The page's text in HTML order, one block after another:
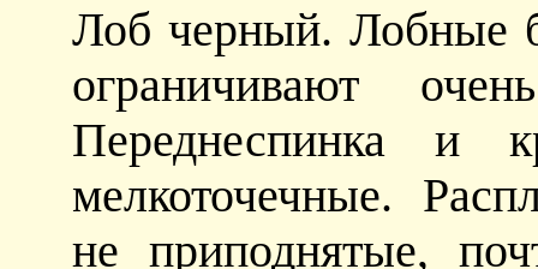
Лоб черный. Лобные
ограничивают
Переднеспинка и
мелкоточечные.
не приподнятые,